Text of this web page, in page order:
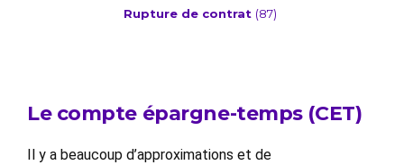
Rupture de contrat (87)
Le compte épargne-temps (CET)
Il y a beaucoup d’approximations et de